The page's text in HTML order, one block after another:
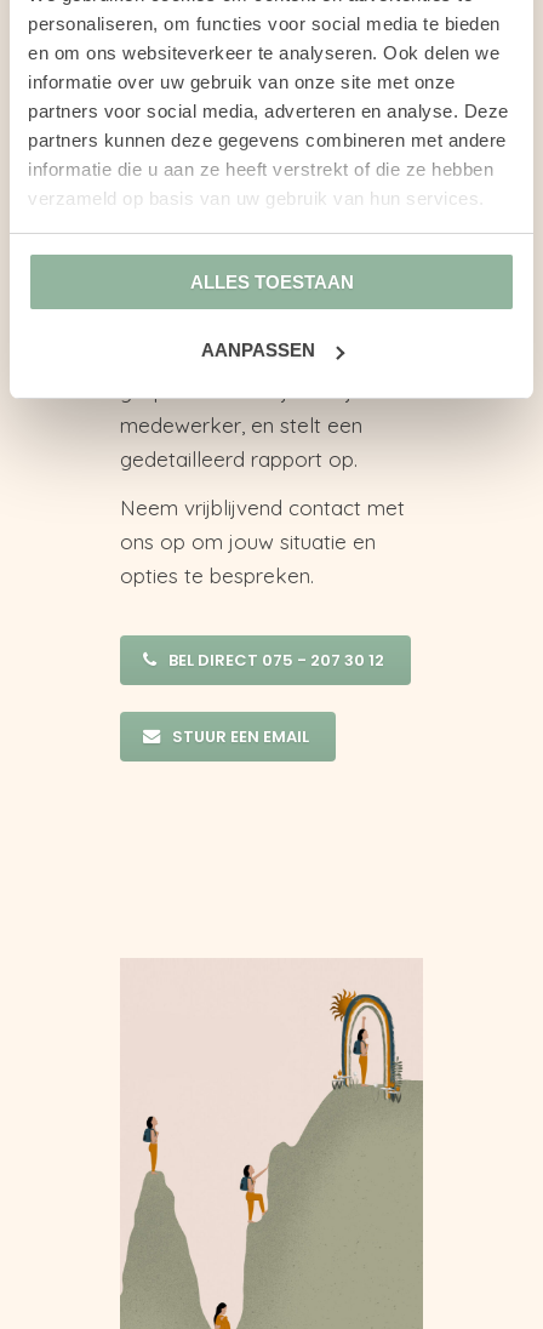
personaliseren, om functies voor social media te bieden
en om ons websiteverkeer te analyseren. Ook delen we
informatie over uw gebruik van onze site met onze
partners voor social media, adverteren en analyse. Deze
partners kunnen deze gegevens combineren met andere
informatie die u aan ze heeft verstrekt of die ze hebben
verzameld op basis van uw gebruik van hun services.
ALLES TOESTAAN
AANPASSEN
bij een andere werkgever?
Een gecertificeerde en
geregistreerde
arbeidsdeskundige voert dit
onderzoek uit, meestal binnen
twee weken. Tijdens dit proces
verzamelt hij of zij relevante
bestudeert het dossier, voert
medewerker, en stelt een
gedetailleerd rapport op.
Neem vrijblijvend contact met
ons op om jouw situatie en
opties te bespreken.
BEL DIRECT 075 - 207 30 12
STUUR EEN EMAIL